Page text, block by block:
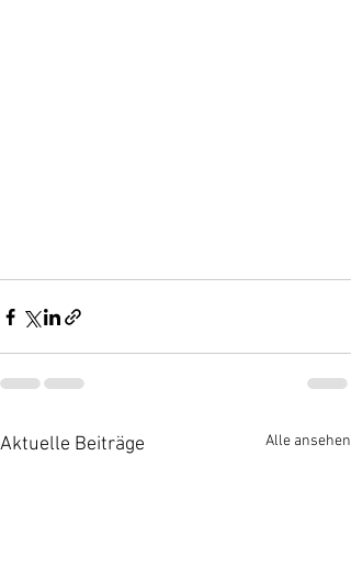
Aktuelle Beiträge Alle ansehen